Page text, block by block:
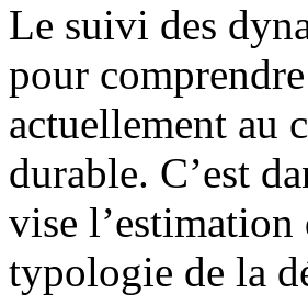
Le suivi des
pour
actuellement au
durable. C’est
vise
typologie de la